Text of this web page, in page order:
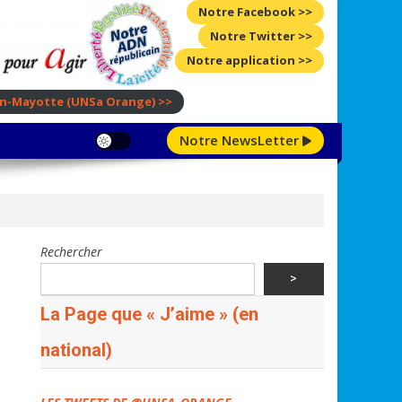
Notre Facebook >>
Notre Twitter >>
Notre application >>
Mayotte (UNSa Orange) >>
Notre NewsLetter
Rechercher
>
La Page que « J’aime » (en
national)